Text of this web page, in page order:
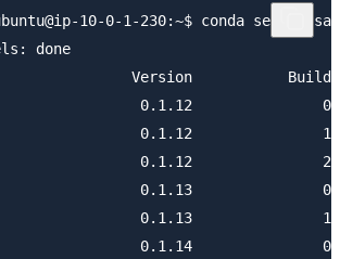
10-0-1-230:~$ conda search
done
Version           Build
0.1.12               0
0.1.12               1
0.1.12               2
0.1.13               0
0.1.13               1
0.1.14               0